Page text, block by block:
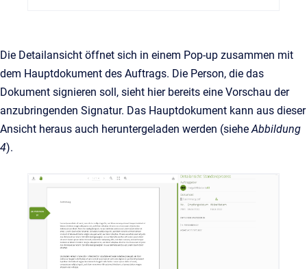
Die Detailansicht öffnet sich in einem Pop-up zusammen mit
dem Hauptdokument des Auftrags. Die Person, die das
Dokument signieren soll, sieht hier bereits eine Vorschau der
anzubringenden Signatur. Das Hauptdokument kann aus dieser
Ansicht heraus auch heruntergeladen werden (sieheAbbildung
4).